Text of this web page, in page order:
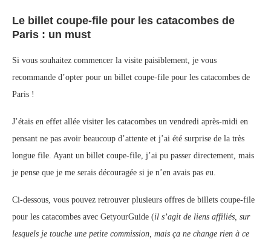
Le billet coupe-file pour les catacombes de
Paris : un must
Si vous souhaitez commencer la visite paisiblement, je vous
recommande d’opter pour un billet coupe-file pour les catacombes de
Paris !
J’étais en effet allée visiter les catacombes un vendredi après-midi en
pensant ne pas avoir beaucoup d’attente et j’ai été surprise de la très
longue file. Ayant un billet coupe-file, j’ai pu passer directement, mais
je pense que je me serais découragée si je n’en avais pas eu.
Ci-dessous, vous pouvez retrouver plusieurs offres de billets coupe-file
pour les catacombes avec GetyourGuide (il s’agit de liens affiliés, sur
lesquels je touche une petite commission, mais ça ne change rien à ce